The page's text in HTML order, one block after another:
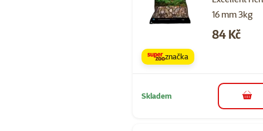
16 mm 3kg
Cena
84 Kč
značka
Skladem do